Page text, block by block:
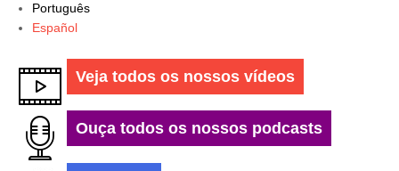
Português
Español
Veja todos os nossos vídeos
Ouça todos os nossos podcasts